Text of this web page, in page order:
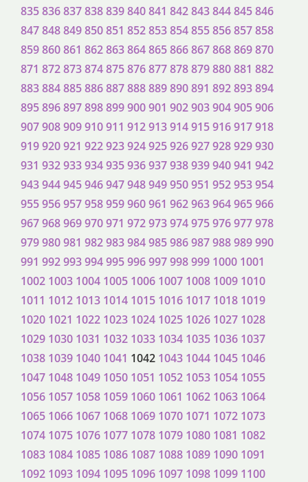
835836837838839840841 842843844845846
847848849850851 852853854855856857858
859860861 862863864865866867868869870
871 872873874875876877878879880881 882
883884885886887888889890891 892893894
895896897898899900901 902903904905906
907908909910911 912913914915916917918
919920921 922923924925926927928929930
931 932933934935936937938939940941 942
943944945946947948949950951 952953954
955956957958959960961 962963964965966
967968969970971 972973974975976977978
979980981 982983984985986987988989990
991 992993994995996997998999 1000 1001
1002 1003 1004 1005 1006 1007 1008 1009 1010
1011 1012 1013 1014 1015 1016 1017 1018 1019
1020 1021 1022 1023 1024 1025 1026 1027 1028
1029 1030 1031 1032 1033 1034 1035 1036 1037
1038 1039 1040 1041 1042 1043 1044 1045 1046
1047 1048 1049 1050 1051 1052 1053 1054 1055
1056 1057 1058 1059 1060 1061 1062 1063 1064
1065 1066 1067 1068 1069 1070 1071 1072 1073
1074 1075 1076 1077 1078 1079 1080 1081 1082
1083 1084 1085 1086 1087 1088 1089 1090 1091
1092 1093 1094 1095 1096 1097 1098 1099 1100